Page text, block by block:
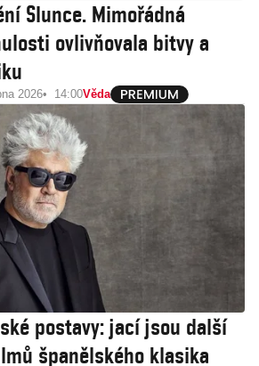
Slunce. Mimořádná
ovlivňovala bitvy a
2026 14:00Věda
postavy: jací jsou další
španělského klasika